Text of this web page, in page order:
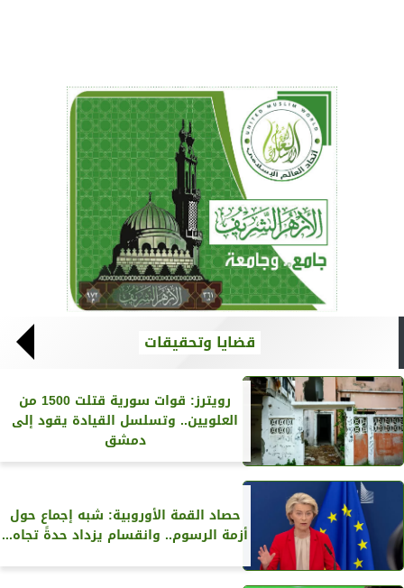
قضايا وتحقيقات
رويترز‏: قوات سورية قتلت 1500 من
العلويين.. وتسلسل القيادة يقود إلى
دمشق
حصاد القمة الأوروبية: شبه إجماع حول
أزمة الرسوم.. وانقسام يزداد حدةً تجاه...